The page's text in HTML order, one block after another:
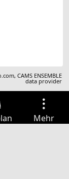
,CAMS ENSEMBLE
data provider
Mehr